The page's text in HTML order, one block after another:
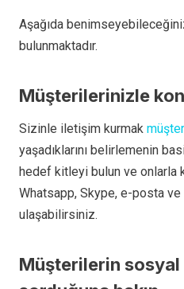
Aşağıda
bulunmaktadır.
Müşterilerinizle
Sizinle iletişim kurmak
yaşadıklarını belirlemenin
hedef kitleyi bulun ve onlarla
Whatsapp, Skype, e-posta ve
ulaşabilirsiniz.
Müşterilerin